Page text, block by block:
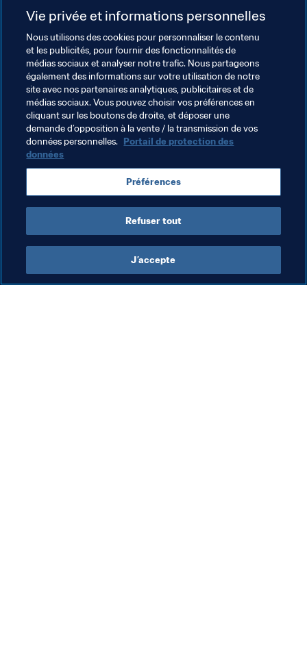
transparence.
Comme pour toute organisation passant par un tel
processus de restructuration, des ajustements auront
lieu au niveau du personnel. Des nouveaux postes seront
créés tandis que d’autres deviendront superflus, car ils
ne seront plus adaptés à la structure révisée. Il est prévu
que le processus se termine en septembre prochain.
Thèmes en lien
Organisation
Vie privée et informations personnelles
Nous utilisons des cookies pour personnaliser le contenu
et les publicités, pour fournir des fonctionnalités de
médias sociaux et analyser notre trafic. Nous partageons
également des informations sur votre utilisation de notre
site avec nos partenaires analytiques, publicitaires et de
médias sociaux. Vous pouvez choisir vos préférences en
cliquant sur les boutons de droite, et déposer une
demande d’opposition à la vente / la transmission de vos
données personnelles. Portail de protection des
données
Préférences
Refuser tout
J’accepte